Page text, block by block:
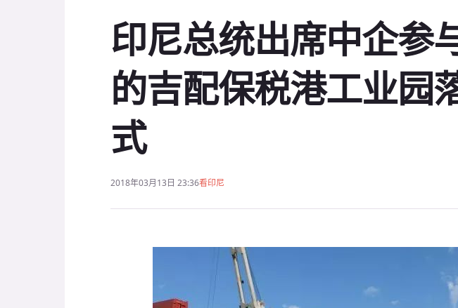
印尼总统出席中企参
的吉配保税港工业园
式
2018年03月13日 23:36看印尼